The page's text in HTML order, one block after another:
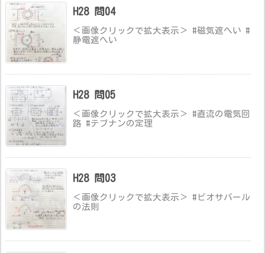
H28 問04
＜画像クリックで拡大表示＞ #磁気遮へい #
静電遮へい
H28 問05
＜画像クリックで拡大表示＞ #直流の電気回
路 #テブナンの定理
H28 問03
＜画像クリックで拡大表示＞ #ビオサバール
の法則